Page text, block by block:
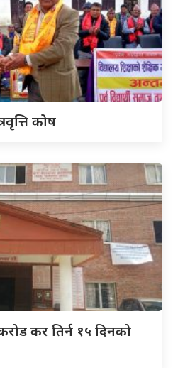
कोष
कर तिर्न १५ दिनको